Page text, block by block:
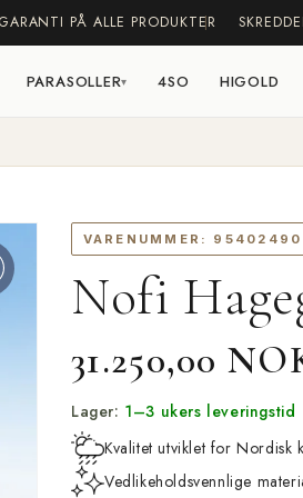
PÅ ALLE PRODUKTER
PARASOLLER▾ 4SO HIGOLD
VARENUMMER: 95402490
Nofi
pris
31.250,00
Lager: 1–3 ukers leveringstid
Kvalitet utviklet for Nordisk
Vedlikeholdsvennlige